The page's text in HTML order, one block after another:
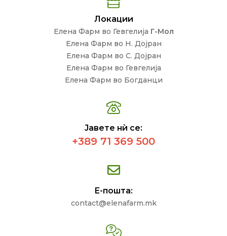
Локации
Елена Фарм во Гевгелија Г-Мол
Елена Фарм во Н. Дојран
Елена Фарм во С. Дојран
Елена Фарм во Гевгелија
Елена Фарм во Богданци
Јавете нѝ се:
+389 71 369 500
Е-пошта:
contact@elenafarm.mk